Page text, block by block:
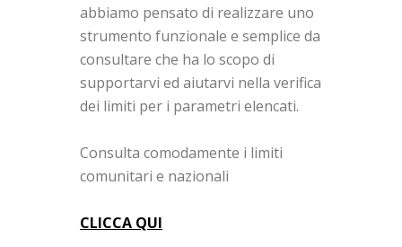
abbiamo pensato di realizzare uno
strumento funzionale e semplice da
consultare che ha lo scopo di
supportarvi ed aiutarvi nella verifica
dei limiti per i parametri elencati.
Consulta comodamente i limiti
comunitari e nazionali
CLICCA QUI